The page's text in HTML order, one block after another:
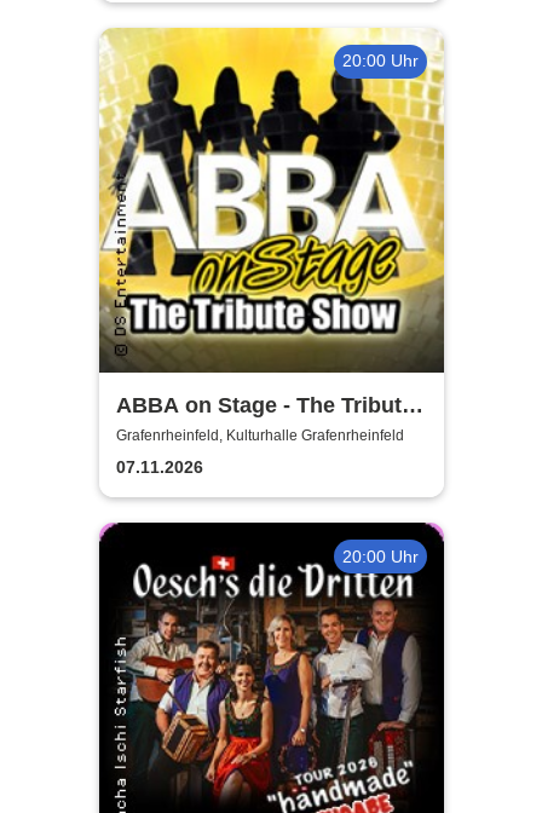
20:00 Uhr
ABBA on Stage - The Tribute
Show
Grafenrheinfeld, Kulturhalle Grafenrheinfeld
07.11.2026
20:00 Uhr